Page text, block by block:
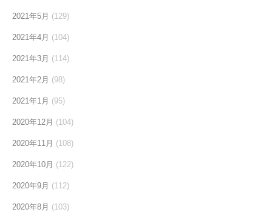
2021年5月 (129)
2021年4月 (104)
2021年3月 (114)
2021年2月 (98)
2021年1月 (95)
2020年12月 (104)
2020年11月 (108)
2020年10月 (122)
2020年9月 (112)
2020年8月 (103)